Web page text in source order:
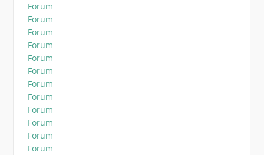
Forum
Forum
Forum
Forum
Forum
Forum
Forum
Forum
Forum
Forum
Forum
Forum